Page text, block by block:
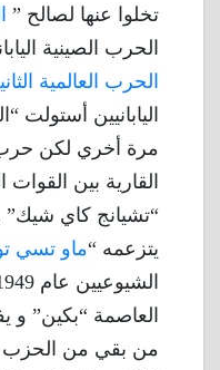
تخلوا عنها لصالح ”
الحرب الصينية
الحرب العالمية
اليابانيين
مرة أخري لكن
القارية بين القوات
“تشيانج كاي
يتزعمه “ماو تسي
العاصمة “بكين” و
من بقي من الحزب